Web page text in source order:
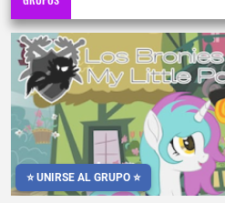
⭐ UNIRSE AL GRUPO ⭐